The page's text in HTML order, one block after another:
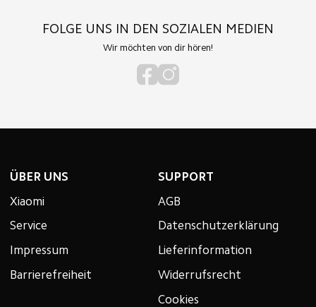
FOLGE UNS IN DEN SOZIALEN MEDIEN
Wir möchten von dir hören!
ÜBER UNS
Xiaomi
Service
Impressum
Barrierefreiheit
SUPPORT
AGB
Datenschutzerklärung
Lieferinformation
Widerrufsrecht
Cookies